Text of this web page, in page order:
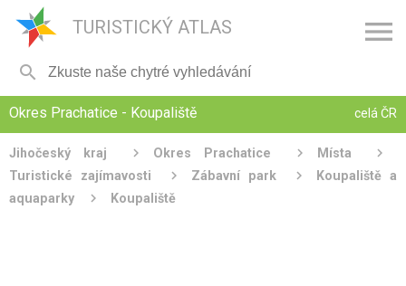
TURISTICKÝ ATLAS 

Okres Prachatice - Koupaliště celá ČR
Jihočeský kraj Okres Prachatice
Místa
Turistické zajímavosti
Zábavní park
Koupaliště a
aquaparky
Koupaliště